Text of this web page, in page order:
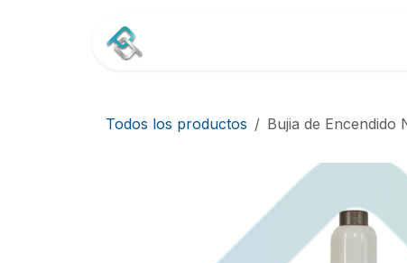
Todos los productos Bujia de Encendido